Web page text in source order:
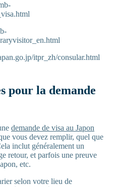
itpr_zh/consular.html
pour la demande
demande de visa au Japon
vous devez remplir, quel que
inclut généralement un
retour, et parfois une preuve
etc.
selon votre lieu de